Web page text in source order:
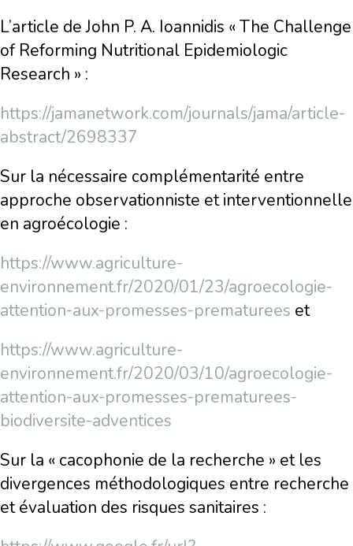
L’article de John P. A. Ioannidis « The Challenge
of Reforming Nutritional Epidemiologic
Research » :
https://jamanetwork.com/journals/jama/article-
abstract/2698337
Sur la nécessaire complémentarité entre
approche observationniste et interventionnelle
en agroécologie :
https://www.agriculture-
environnement.fr/2020/01/23/agroecologie-
attention-aux-promesses-prematurees et
https://www.agriculture-
environnement.fr/2020/03/10/agroecologie-
attention-aux-promesses-prematurees-
biodiversite-adventices
Sur la « cacophonie de la recherche » et les
divergences méthodologiques entre recherche
et évaluation des risques sanitaires :